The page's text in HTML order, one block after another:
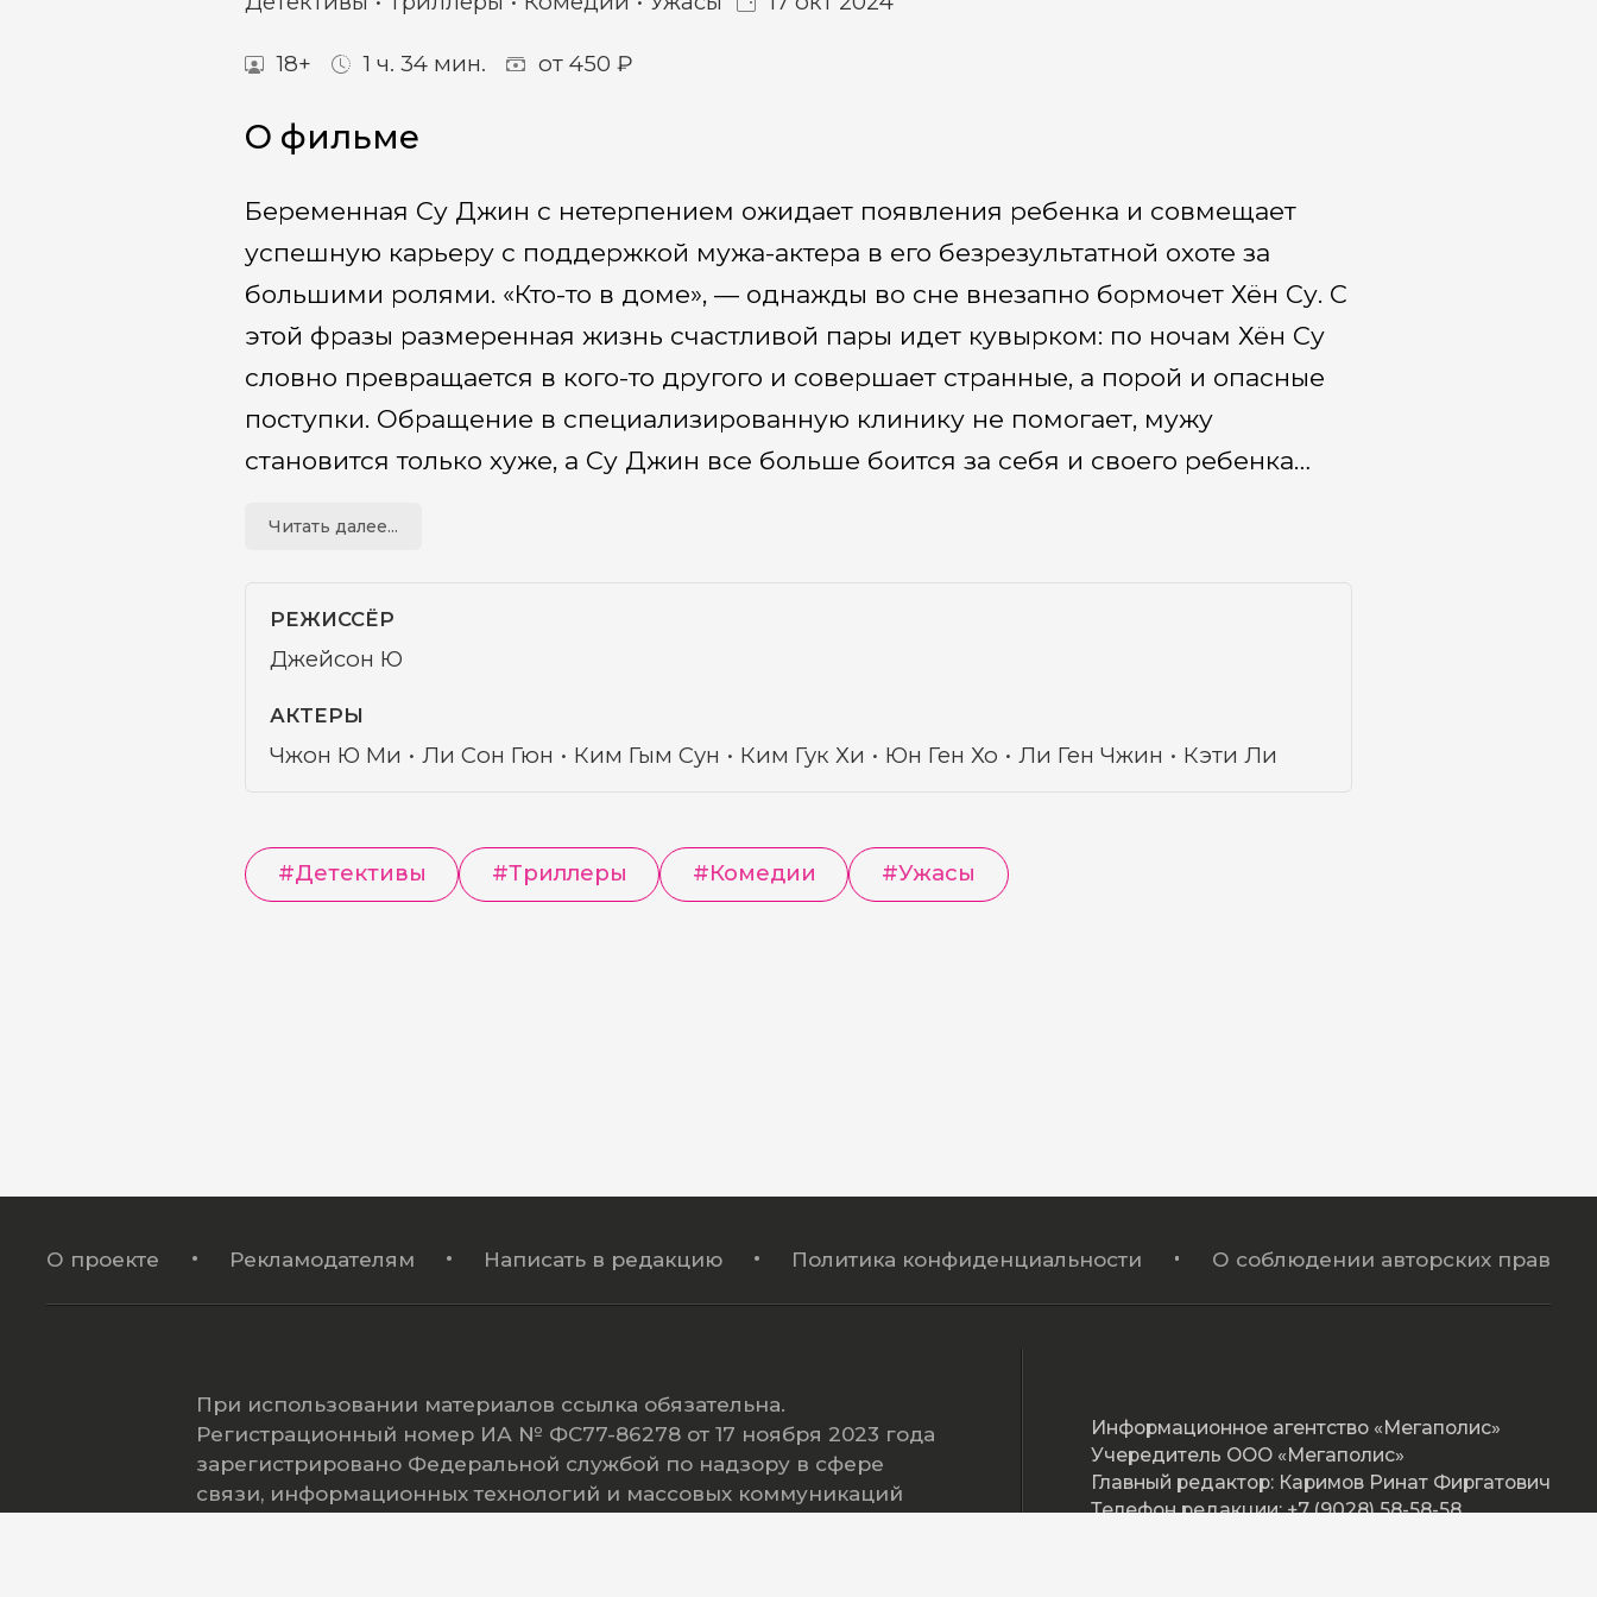
18+ 1 ч. 34 мин. от 450 ₽
О фильме
Беременная Су Джин с нетерпением ожидает появления ребенка и совмещает
успешную карьеру с поддержкой мужа-актера в его безрезультатной охоте за
большими ролями. «Кто-то в доме», — однажды во сне внезапно бормочет Хён Су. С
этой фразы размеренная жизнь счастливой пары идет кувырком: по ночам Хён Су
словно превращается в кого-то другого и совершает странные, а порой и опасные
поступки. Обращение в специализированную клинику не помогает, мужу
становится только хуже, а Су Джин все больше боится за себя и своего ребенка…
Читать далее...
РЕЖИССЁР
Джейсон Ю
АКТЕРЫ
Чжон Ю Ми Ли Сон Гюн Ким Гым Сун Ким Гук Хи Юн Ген Хо Ли Ген Чжин Кэти Ли
#Детективы #Триллеры #Комедии #Ужасы
О проекте Рекламодателям Написать в редакцию Политика конфиденциальности О соблюдении авторских прав
Информационное агентство «Мегаполис»
Учередитель ООО «Мегаполис»
Главный редактор: Каримов Ринат Фиргатович
Телефон редакции: +7 (9028) 58-58-58
При использовании материалов ссылка обязательна.
Регистрационный номер ИА № ФС77-86278 от 17 ноября 2023 года
зарегистрировано Федеральной службой по надзору в сфере
связи, информационных технологий и массовых коммуникаций